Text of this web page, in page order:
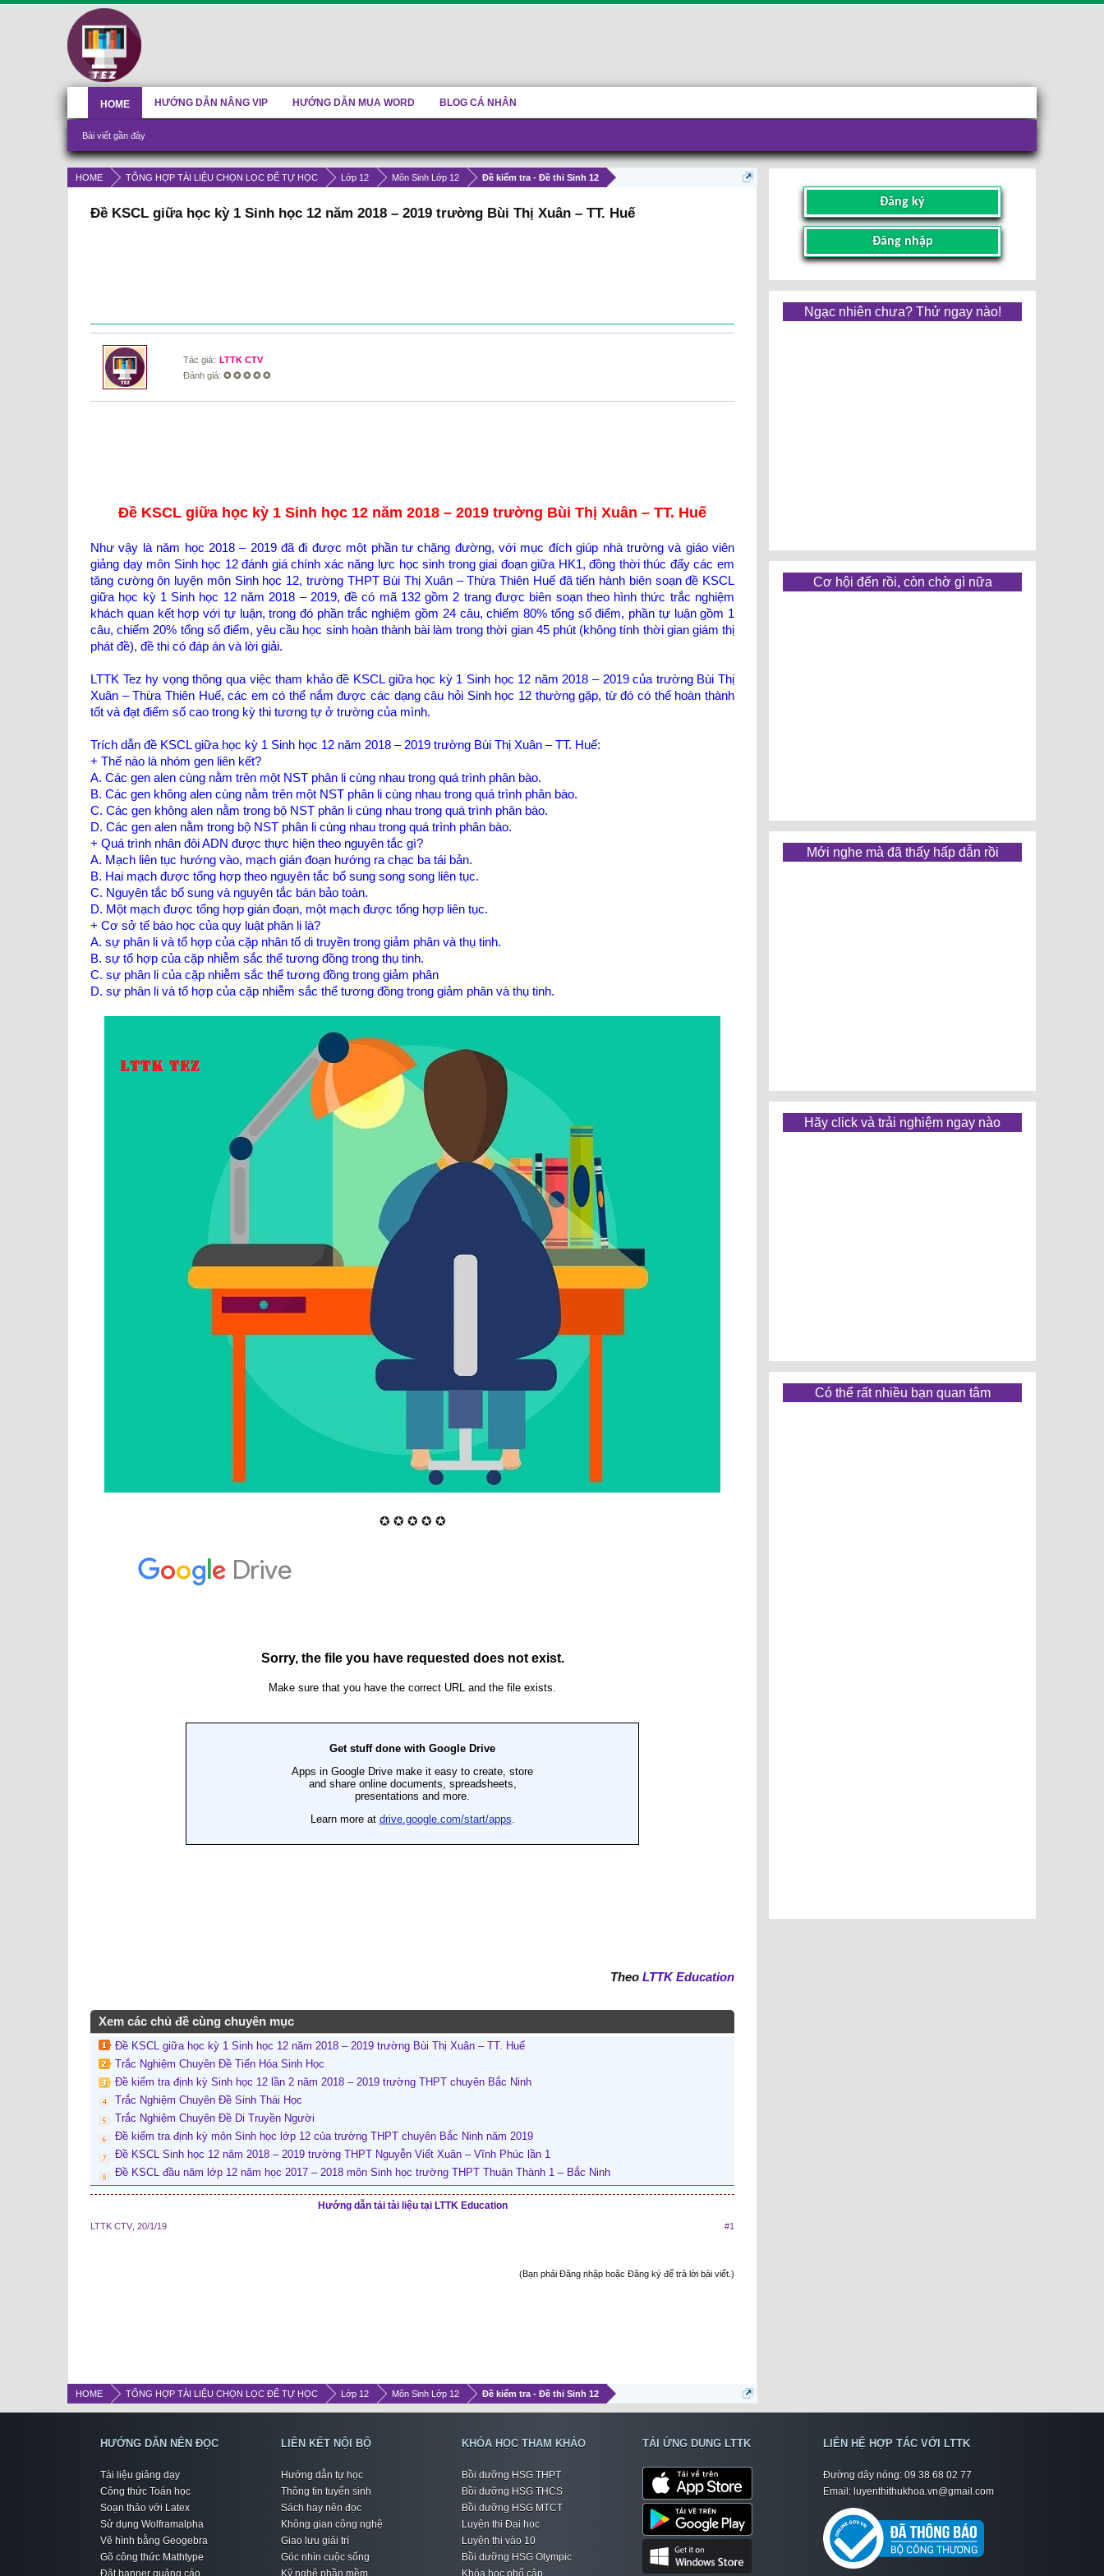
HOME TỔNG HỢP TÀI LIỆU CHỌN LỌC ĐỂ TỰ HỌC Lớp 12 Môn Sinh Lớp 12 Đề kiểm tra - Đề thi Sinh 12
Đề KSCL giữa học kỳ 1 Sinh học 12 năm 2018 – 2019 trường Bùi Thị Xuân – TT. Huế
Tác giả: LTTK CTV
Đánh giá: ✪ ✪ ✪ ✪ ✪
Đề KSCL giữa học kỳ 1 Sinh học 12 năm 2018 – 2019 trường Bùi Thị Xuân – TT. Huế
Như vậy là năm học 2018 – 2019 đã đi được một phần tư chặng đường, với mục đích giúp nhà trường và giáo viên
giảng dạy môn Sinh học 12 đánh giá chính xác năng lực học sinh trong giai đoạn giữa HK1, đồng thời thúc đẩy các em
tăng cường ôn luyện môn Sinh học 12, trường THPT Bùi Thị Xuân – Thừa Thiên Huế đã tiến hành biên soạn đề KSCL
giữa học kỳ 1 Sinh học 12 năm 2018 – 2019, đề có mã 132 gồm 2 trang được biên soạn theo hình thức trắc nghiệm
khách quan kết hợp với tự luận, trong đó phần trắc nghiệm gồm 24 câu, chiếm 80% tổng số điểm, phần tự luận gồm 1
câu, chiếm 20% tổng số điểm, yêu cầu học sinh hoàn thành bài làm trong thời gian 45 phút (không tính thời gian giám thị
phát đề), đề thi có đáp án và lời giải.
LTTK Tez hy vọng thông qua việc tham khảo đề KSCL giữa học kỳ 1 Sinh học 12 năm 2018 – 2019 của trường Bùi Thị
Xuân – Thừa Thiên Huế, các em có thể nắm được các dạng câu hỏi Sinh học 12 thường gặp, từ đó có thể hoàn thành
tốt và đạt điểm số cao trong kỳ thi tương tự ở trường của mình.
Trích dẫn đề KSCL giữa học kỳ 1 Sinh học 12 năm 2018 – 2019 trường Bùi Thị Xuân – TT. Huế:
+ Thế nào là nhóm gen liên kết?
A. Các gen alen cùng nằm trên một NST phân li cùng nhau trong quá trình phân bào.
B. Các gen không alen cùng nằm trên một NST phân li cùng nhau trong quá trình phân bào.
C. Các gen không alen nằm trong bộ NST phân li cùng nhau trong quá trình phân bào.
D. Các gen alen nằm trong bộ NST phân li cùng nhau trong quá trình phân bào.
+ Quá trình nhân đôi ADN được thực hiện theo nguyên tắc gì?
A. Mạch liên tục hướng vào, mạch gián đoạn hướng ra chạc ba tái bản.
B. Hai mạch được tổng hợp theo nguyên tắc bổ sung song song liên tục.
C. Nguyên tắc bổ sung và nguyên tắc bán bảo toàn.
D. Một mạch được tổng hợp gián đoạn, một mạch được tổng hợp liên tục.
+ Cơ sở tế bào học của quy luật phân li là?
A. sự phân li và tổ hợp của cặp nhân tố di truyền trong giảm phân và thụ tinh.
B. sự tổ hợp của cặp nhiễm sắc thể tương đồng trong thụ tinh.
C. sự phân li của cặp nhiễm sắc thể tương đồng trong giảm phân
D. sự phân li và tổ hợp của cặp nhiễm sắc thể tương đồng trong giảm phân và thụ tinh.
✪ ✪ ✪ ✪ ✪
Theo LTTK Education
Xem các chủ đề cùng chuyên mục
Đề KSCL giữa học kỳ 1 Sinh học 12 năm 2018 – 2019 trường Bùi Thị Xuân – TT. Huế
Trắc Nghiệm Chuyên Đề Tiến Hóa Sinh Học
Đề kiểm tra định kỳ Sinh học 12 lần 2 năm 2018 – 2019 trường THPT chuyên Bắc Ninh
Trắc Nghiệm Chuyên Đề Sinh Thái Học
Trắc Nghiệm Chuyên Đề Di Truyền Người
Đề kiểm tra định kỳ môn Sinh học lớp 12 của trường THPT chuyên Bắc Ninh năm 2019
Đề KSCL Sinh học 12 năm 2018 – 2019 trường THPT Nguyễn Viết Xuân – Vĩnh Phúc lần 1
Đề KSCL đầu năm lớp 12 năm học 2017 – 2018 môn Sinh học trường THPT Thuận Thành 1 – Bắc Ninh
Hướng dẫn tải tài liệu tại LTTK Education
LTTK CTV 20/1/19 #1
(Bạn phải Đăng nhập hoặc Đăng ký để trả lời bài viết.)
HOME TỔNG HỢP TÀI LIỆU CHỌN LỌC ĐỂ TỰ HỌC Lớp 12 Môn Sinh Lớp 12 Đề kiểm tra - Đề thi Sinh 12
Đăng ký
Đăng nhập
Ngạc nhiên chưa? Thử ngay nào!
Cơ hội đến rồi, còn chờ gì nữa
Mới nghe mà đã thấy hấp dẫn rồi
Hãy click và trải nghiệm ngay nào
Có thể rất nhiều bạn quan tâm
HOME
Bài viết gần đây
HƯỚNG DẪN NÂNG VIP HƯỚNG DẪN MUA WORD BLOG CÁ NHÂN
HƯỚNG DẪN NÊN ĐỌC
Tài liệu giảng dạy
Công thức Toán học
Soạn thảo với Latex
Sử dụng Wolframalpha
Vẽ hình bằng Geogebra
Gõ công thức Mathtype
Đặt banner quảng cáo
LIÊN KẾT NỘI BỘ
Hướng dẫn tự học
Thông tin tuyển sinh
Sách hay nên đọc
Không gian công nghệ
Giao lưu giải trí
Góc nhìn cuộc sống
Kỹ nghệ phần mềm
KHÓA HỌC THAM KHẢO
Bồi dưỡng HSG THPT
Bồi dưỡng HSG THCS
Bồi dưỡng HSG MTCT
Luyện thi Đại học
Luyện thi vào 10
Bồi dưỡng HSG Olympic
Khóa học phổ cập
TẢI ỨNG DỤNG LTTK LIÊN HỆ HỢP TÁC VỚI LTTK
Đường dây nóng: 09 38 68 02 77
Email: luyenthithukhoa.vn@gmail.com